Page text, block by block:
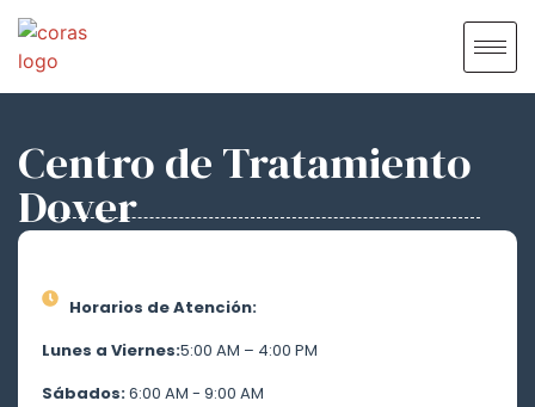
Centro de Tratamiento
Dover
Horarios de Atención:
Lunes a Viernes:5:00 AM – 4:00 PM
Sábados:6:00 AM - 9:00 AM